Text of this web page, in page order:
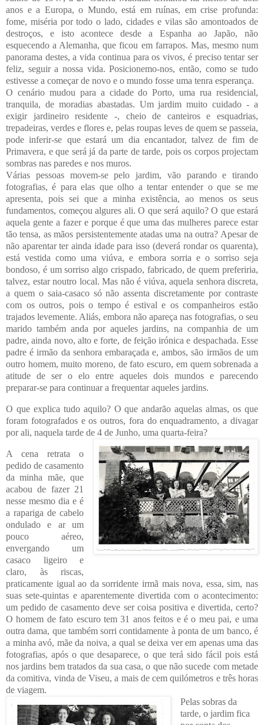
anos e a Europa, o Mundo, está em ruínas, em crise profunda:
fome, miséria por todo o lado, cidades e vilas são amontoados de
destroços, e isto acontece desde a Espanha ao Japão, não
esquecendo a Alemanha, que ficou em farrapos. Mas, mesmo num
panorama destes, a vida continua para os vivos, é preciso tentar ser
feliz, seguir a nossa vida. Posicionemo-nos, então, como se tudo
estivesse a começar de novo e o mundo fosse uma tenra esperança.
O cenário mudou para a cidade do Porto, uma rua residencial,
tranquila, de moradias abastadas. Um jardim muito cuidado - a
exigir jardineiro residente -, cheio de canteiros e esquadrias,
trepadeiras, verdes e flores e, pelas roupas leves de quem se passeia,
pode inferir-se que estará um dia encantador, talvez de fim de
Primavera, e que será já da parte de tarde, pois os corpos projectam
sombras nas paredes e nos muros.
Várias pessoas movem-se pelo jardim, vão parando e tirando
fotografias, é para elas que olho a tentar entender o que se me
apresenta, pois sei que a minha existência, ao menos os seus
fundamentos, começou algures ali. O que será aquilo? O que estará
aquela gente a fazer e porque é que uma das mulheres parece estar
tão tensa, as mãos persistentemente atadas uma na outra? Apesar de
não aparentar ter ainda idade para isso (deverá rondar os quarenta),
está vestida como uma viúva, e embora sorria e o sorriso seja
bondoso, é um sorriso algo crispado, fabricado, de quem preferiria,
talvez, estar noutro local. Mas não é viúva, aquela senhora discreta,
a quem o saia-casaco só não assenta discretamente por contraste
com os outros, pois o tempo é estival e os companheiros estão
trajados levemente. Aliás, embora não apareça nas fotografias, o seu
marido também anda por aqueles jardins, na companhia de um
padre, ainda novo, alto e forte, de feição irónica e despachada. Esse
padre é irmão da senhora embaraçada e, ambos, são irmãos de um
outro homem, muito moreno, de fato escuro, em quem sobrenada a
atitude de ser o elo entre aqueles dois mundos e parecendo
preparar-se para continuar a frequentar aqueles jardins.
O que explica tudo aquilo? O que andarão aquelas almas, os que
foram fotografados e os outros, fora do enquadramento, a divagar
por ali, naquela tarde de 4 de Junho, uma quarta-feira?
A cena retrata o
pedido de casamento
da minha mãe, que
acabou de fazer 21
nesse mesmo dia e é
a rapariga de cabelo
ondulado e ar um
pouco aéreo,
envergando um
casaco ligeiro e
claro, às riscas,
praticamente igual ao da sorridente irmã mais nova, essa, sim, nas
suas sete-quintas e aparentemente divertida com o acontecimento:
um pedido de casamento deve ser coisa positiva e divertida, certo?
O homem de fato escuro tem 31 anos feitos e é o meu pai, e uma
outra dama, que também sorri contidamente à ponta de um banco, é
a minha avó, mãe da noiva, a qual se deixa ver em apenas uma das
fotografias, após o que desaparece, o que terá sido fácil pois está
nos jardins bem tratados da sua casa, o que não sucede com metade
da comitiva, vinda de Viseu, a mais de cem quilómetros e três horas
de viagem.
Pelas sobras da
tarde, o jardim fica